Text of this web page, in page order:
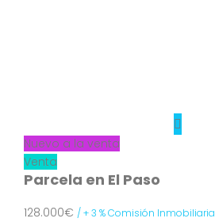
Nuevo a la venta
Venta
Parcela en El Paso
128.000€ / + 3 % Comisión Inmobiliaria